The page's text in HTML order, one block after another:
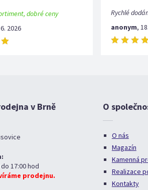
dobré ceny
2026
Rychlé
anonym,
v Brně
17:00 hod
prodejnu.
O
O nás
Magazín
Kamenná
Realizace
Kontakty